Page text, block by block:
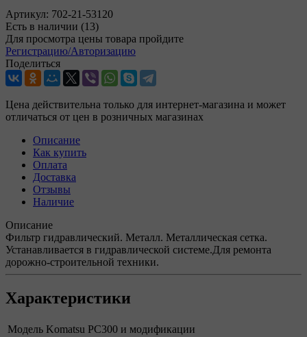
Артикул: 702-21-53120
Есть в наличии (13)
Для просмотра цены товара пройдите
Регистрацию/Авторизацию
Поделиться
Цена действительна только для интернет-магазина и может
отличаться от цен в розничных магазинах
Описание
Как купить
Оплата
Доставка
Отзывы
Наличие
Описание
Фильтр гидравлический. Металл. Металлическая сетка.
Устанавливается в гидравлической системе.Для ремонта
дорожно-строительной техники.
Характеристики
Модель Komatsu PC300 и модификации